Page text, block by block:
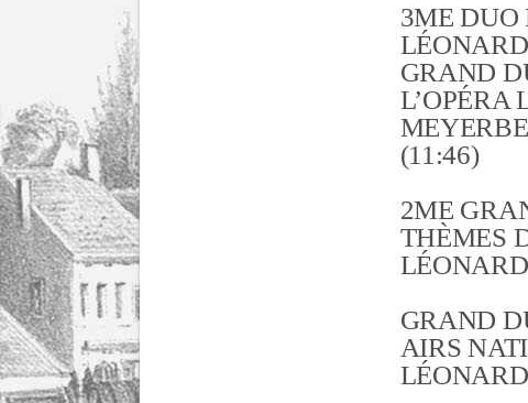
3ME DUO
GRAND
L’OPÉRA
(11:46)
2ME
THÈMES
GRAND
AIRS